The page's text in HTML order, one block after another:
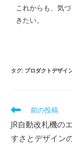
これからも、気
きたい。
タグ: プロダクトデザイ
前の投稿
JR自動改札機の
すさとデザイン